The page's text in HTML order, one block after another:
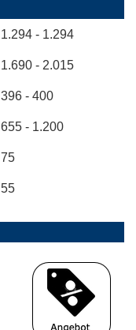
1.294 - 1.294
1.690 - 2.015
396 - 400
655 - 1.200
75
55